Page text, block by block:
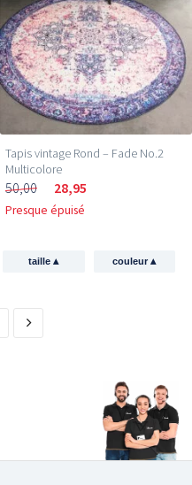
Tapis vintage Rond – Fade No.2
Multicolore
50,00 28,95
Presque épuisé
taille▴ couleur▴